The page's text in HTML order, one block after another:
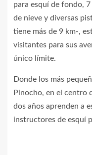
para esquí de fondo,
de nieve y diversas
tiene más de 9 km-,
visitantes para sus
único límite.
Donde los más
Pinocho, en el centro
dos años aprenden a
instructores de esquí